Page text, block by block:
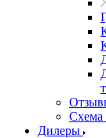
Схема
Дилеры